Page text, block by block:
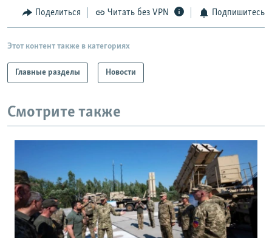
Поделиться Читать без VPN Подпишитесь
Этот контент также в категориях
Главные разделы Новости
Смотрите также